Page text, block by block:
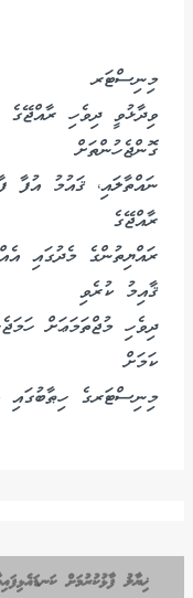
މިނިސްޓަރ
ވިދާޅުވީ ދިވެހި
ގޮންޖެހުންތަށް
ނައްތާލައި، ޤައުމު އުފާ
ރާއްޖޭގެ
ރައްޔިތުންގެ މެދުގައި
ޤާއިމު ކުރެވި
ދިވެހި މުޖްތަމަޢަށް
ކަމަށް
މިނިސްޓަރގެ ހިޠާބުގައި
ޚިޔާލު ފާޅުކުރުމަށް